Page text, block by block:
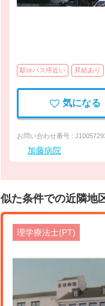
駅orバス停近い 昇給あり
気になる
お問い合わせ番号 :
加藤病院
似た条件での近隣地
理学療法士(PT)